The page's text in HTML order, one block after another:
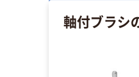
軸付ブラシ